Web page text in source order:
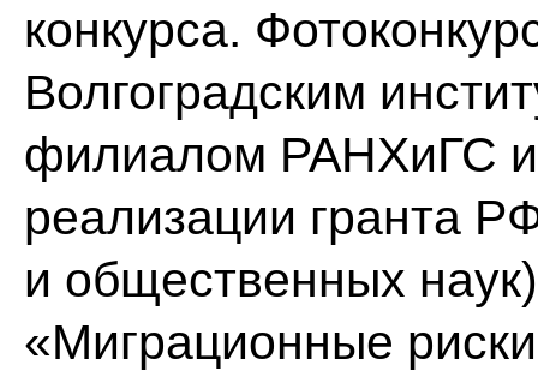
конкурса.
Волгоградским
филиалом РАНХиГС и
реализации гранта
и общественных
«Миграционные